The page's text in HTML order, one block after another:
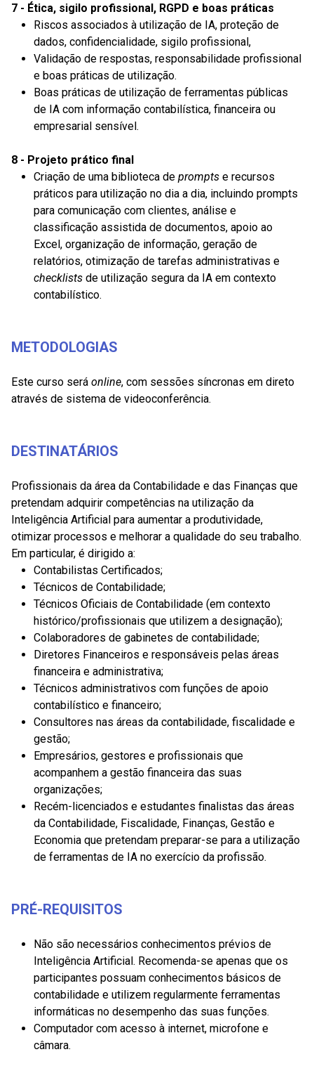
7 - Ética, sigilo profissional, RGPD e boas práticas
Riscos associados à utilização de IA, proteção de
dados, confidencialidade, sigilo profissional,
Validação de respostas, responsabilidade profissional
e boas práticas de utilização.
Boas práticas de utilização de ferramentas públicas
de IA com informação contabilística, financeira ou
empresarial sensível.
8 - Projeto prático final
Criação de uma biblioteca de prompts e recursos
práticos para utilização no dia a dia, incluindo prompts
para comunicação com clientes, análise e
classificação assistida de documentos, apoio ao
Excel, organização de informação, geração de
relatórios, otimização de tarefas administrativas e
checklists de utilização segura da IA em contexto
contabilístico.
METODOLOGIAS
Este curso será online, com sessões síncronas em direto
através de sistema de videoconferência.
DESTINATÁRIOS
Profissionais da área da Contabilidade e das Finanças que
pretendam adquirir competências na utilização da
Inteligência Artificial para aumentar a produtividade,
otimizar processos e melhorar a qualidade do seu trabalho.
Em particular, é dirigido a:
Contabilistas Certificados;
Técnicos de Contabilidade;
Técnicos Oficiais de Contabilidade (em contexto
histórico/profissionais que utilizem a designação);
Colaboradores de gabinetes de contabilidade;
Diretores Financeiros e responsáveis pelas áreas
financeira e administrativa;
Técnicos administrativos com funções de apoio
contabilístico e financeiro;
Consultores nas áreas da contabilidade, fiscalidade e
gestão;
Empresários, gestores e profissionais que
acompanhem a gestão financeira das suas
organizações;
Recém-licenciados e estudantes finalistas das áreas
da Contabilidade, Fiscalidade, Finanças, Gestão e
Economia que pretendam preparar-se para a utilização
de ferramentas de IA no exercício da profissão.
PRÉ-REQUISITOS
Não são necessários conhecimentos prévios de
Inteligência Artificial. Recomenda-se apenas que os
participantes possuam conhecimentos básicos de
contabilidade e utilizem regularmente ferramentas
informáticas no desempenho das suas funções.
Computador com acesso à internet, microfone e
câmara.